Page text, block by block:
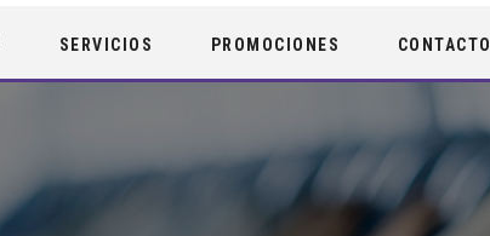
SERVICIOS PROMOCIONES CONTACTO